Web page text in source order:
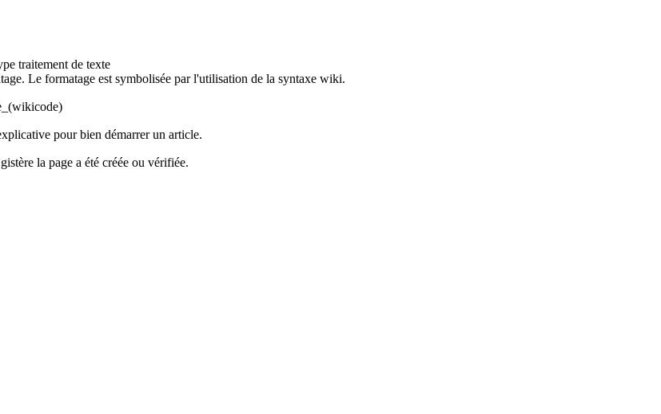
traitement de texte
Le formatage est symbolisée par l'utilisation de la syntaxe wiki.
pour bien démarrer un article.
la page a été créée ou vérifiée.